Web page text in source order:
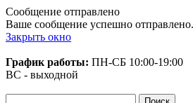
Сообщение отправлено
Ваше сообщение успешно
Закрыть окно
График работы: ПН-СБ 10:00-19:00
ВС - выходной